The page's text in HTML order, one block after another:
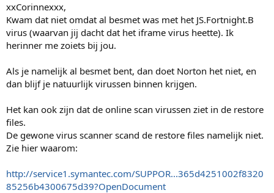
xxCorinnexxx,
Kwam dat niet omdat al besmet was met het JS.Fortnight.B
virus (waarvan jij dacht dat het iframe virus heette). Ik
herinner me zoiets bij jou.
Als je namelijk al besmet bent, dan doet Norton het niet, en
dan blijf je natuurlijk virussen binnen krijgen.
Het kan ook zijn dat de online scan virussen ziet in de restore
files.
De gewone virus scanner scand de restore files namelijk niet.
Zie hier waarom:
http://service1.symantec.com/SUPPOR...365d4251002f8320
85256b4300675d39?OpenDocument